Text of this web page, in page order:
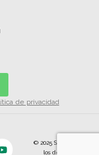
de privacidad
© 2025 SIAC | Todos
los derechos